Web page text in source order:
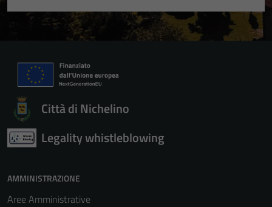
Città di Nichelino
Legality whistleblowing
AMMINISTRAZIONE
Aree Amministrative